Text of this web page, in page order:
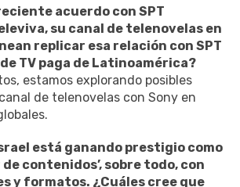
acuerdo con SPT
su canal de telenovelas en
replicar esa relación con SPT
TV paga de Latinoamérica?
estamos explorando posibles
de telenovelas con Sony en
está ganando prestigio como
contenidos’, sobre todo, con
y formatos. ¿Cuáles cree que